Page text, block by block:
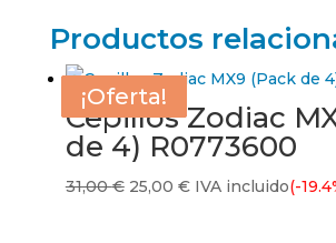
Productos
¡Oferta!
Cepillos Zodiac
de 4) R0773600
31,00€ El
25,00 €ElIVA incluido(-
¡Oferta!
¡Oferta!
¡Oferta!